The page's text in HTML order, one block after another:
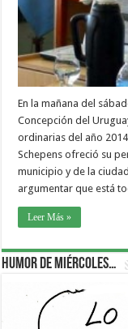
En la mañana del
Concepción del
ordinarias del año
Schepens ofreció su
municipio y de la
argumentar que está
Leer Más »
Humor de Miércoles…